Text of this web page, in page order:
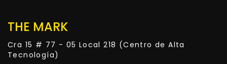
THE MARK
Cra 15 # 77 - 05 Local 218 (Centro de Alta
Tecnología)